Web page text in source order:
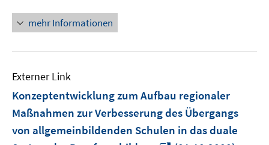
mehr Informationen
Externer Link
Konzeptentwicklung zum Aufbau regionaler
Maßnahmen zur Verbesserung des Übergangs
von allgemeinbildenden Schulen in das duale